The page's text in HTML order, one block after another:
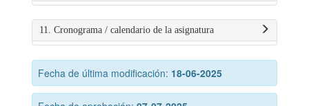
11. Cronograma / calendario de la asignatura
Fecha de última modificación: 18-06-2025